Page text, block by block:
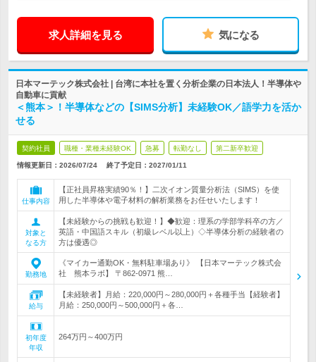
求人詳細を見る 気になる
日本マーテック株式会社 | 台湾に本社を置く分析企業の日本法人！半導体や
自動車に貢献
＜熊本＞！半導体などの【SIMS分析】未経験OK／語学力を活か
せる
契約社員 職種・業種未経験OK 急募 転勤なし 第二新卒歓迎
情報更新日：2026/07/24 終了予定日： 2027/01/11
仕事内容
【正社員昇格実績90％！】二次イオン質量分析法（SIMS）を使
用した半導体や電子材料の解析業務をお任せいたします！
対象と
なる方
【未経験からの挑戦も歓迎！】◆歓迎：理系の学部学科卒の方／
英語・中国語スキル（初級レベル以上）◇半導体分析の経験者の
方は優遇◎
勤務地
《マイカー通勤OK・無料駐車場あり》 【日本マーテック株式会
社 熊本ラボ】 〒862-0971 熊…
給与
【未経験者】月給：220,000円～280,000円＋各種手当【経験者】
月給：250,000円～500,000円＋各…
初年度
年収
264万円～400万円